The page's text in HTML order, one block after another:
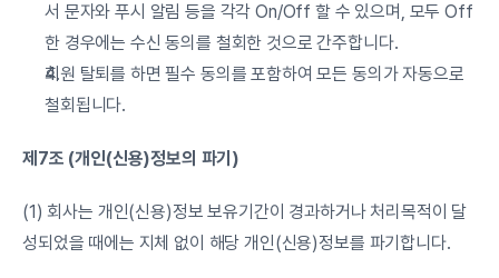
서 문자와 푸시 알림 등을 각각 On/Off 할 수 있으며, 모두 Off
한 경우에는 수신 동의를 철회한 것으로 간주합니다.
회원 탈퇴를 하면 필수 동의를 포함하여 모든 동의가 자동으로
철회됩니다.
제7조 (개인(신용)정보의 파기)
(1) 회사는 개인(신용)정보 보유기간이 경과하거나 처리목적이 달
성되었을 때에는 지체 없이 해당 개인(신용)정보를 파기합니다.